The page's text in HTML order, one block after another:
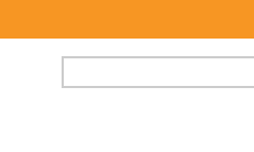
FORMULAIRE DE